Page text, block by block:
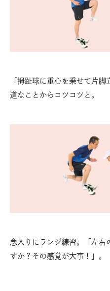
「拇趾球に重心を乗せて片
道なことからコツコツと。
念入りにランジ練習。「左右
すか？その感覚が大事！」。